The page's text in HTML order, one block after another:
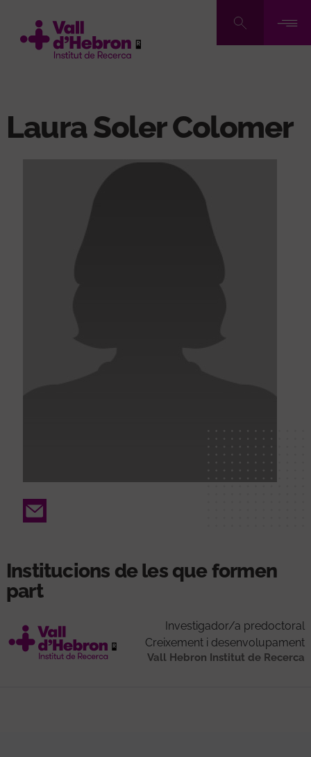
contingut
Laura Soler Colomer
Email
Institucions de les que formen
part
Investigador/a predoctoral
Creixement i desenvolupament
Vall Hebron Institut de Recerca